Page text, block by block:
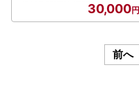
30,000
前へ